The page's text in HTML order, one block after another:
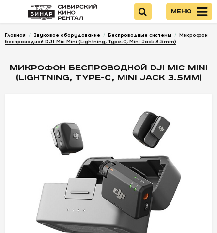
Войти
НОВИНКИ
ОБОРУДОВАНИЕ
ЗВУКОВОЕ
ОБОРУДОВАНИЕ
Меню
Главная / Звуковое оборудование / Беспроводные системы / Микрофон
беспроводной DJI Mic Mini (Lightning, Type-C, Mini Jack 3.5mm)
МИКРОФОН БЕСПРОВОДНОЙ DJI MIC MINI
(LIGHTNING, TYPE-C, MINI JACK 3.5MM)